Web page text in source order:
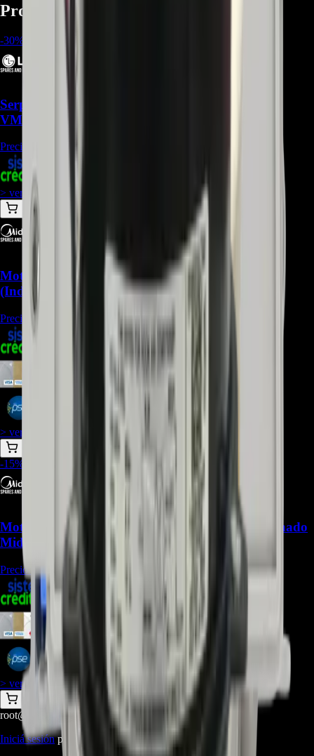
Productos relacionados
-30%
Serpentina ACG73444963 Compatible con
VM092C7.UJ0 - REP-2573
Precio Regular:
> ver_
Motor Blower 11002012001871 para Aire Midea
(Indoor) - REP-942
Precio Regular:
> ver_
-15%
Motor fan 11002012005429 para Aire Acondicionado
Midea (outdoor) - REP-1609
Precio Regular: $ 296.250
$
> ver_
> desbloquear oferta_
root@ops:~# cat PREGUNTAS
Iniciá sesión para hacer una pregunta.